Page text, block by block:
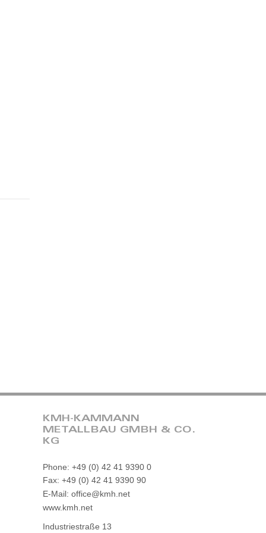
KMH-KAMMANN
METALLBAU GMBH & CO.
KG
Phone: +49 (0) 42 41 9390 0
Fax: +49 (0) 42 41 9390 90
E-Mail: office@kmh.net
www.kmh.net
Industriestraße 13